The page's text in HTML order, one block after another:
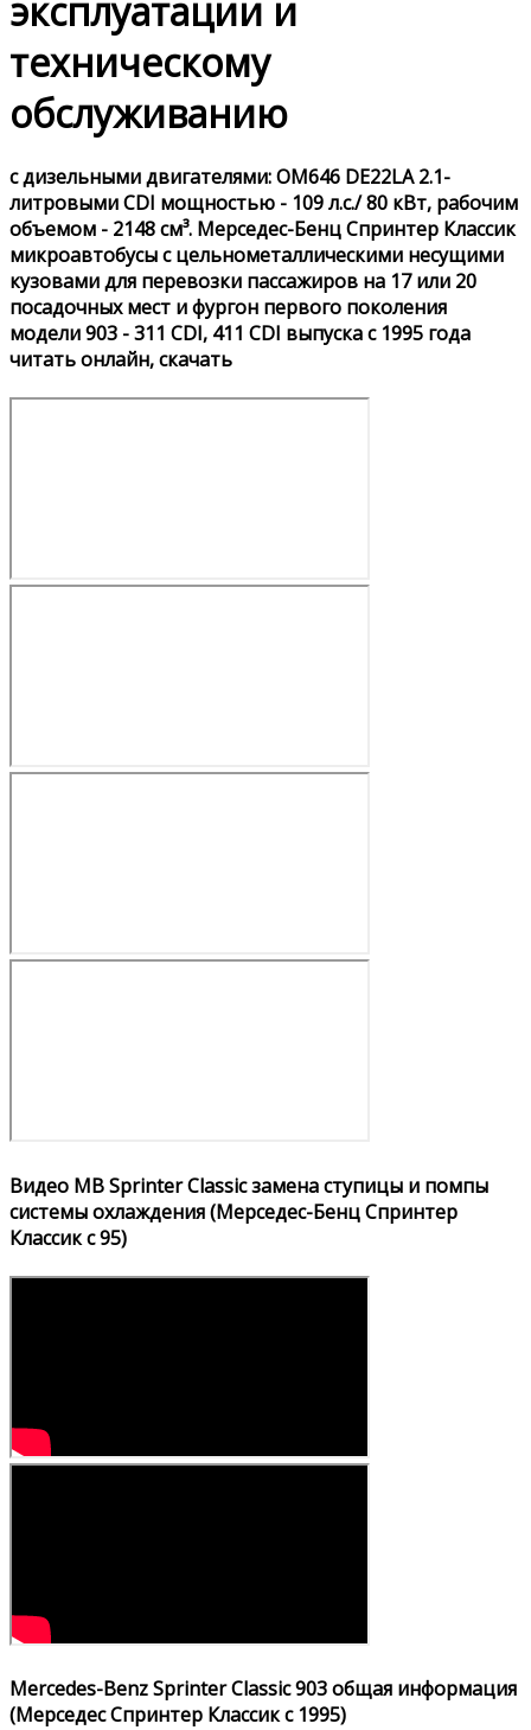
эксплуатации и
техническому
обслуживанию
с дизельными двигателями: OM646 DE22LA 2.1-
литровыми CDI мощностью - 109 л.с./ 80 кВт, рабочим
объемом - 2148 см³. Мерседес-Бенц Спринтер Классик
микроавтобусы с цельнометаллическими несущими
кузовами для перевозки пассажиров на 17 или 20
посадочных мест и фургон первого поколения
модели 903 - 311 CDI, 411 CDI выпуска с 1995 года
читать онлайн, скачать
Видео MB Sprinter Classic замена ступицы и помпы
системы охлаждения (Мерседес-Бенц Спринтер
Классик с 95)
Mercedes-Benz Sprinter Classic 903 общая информация
(Мерседес Спринтер Классик с 1995)